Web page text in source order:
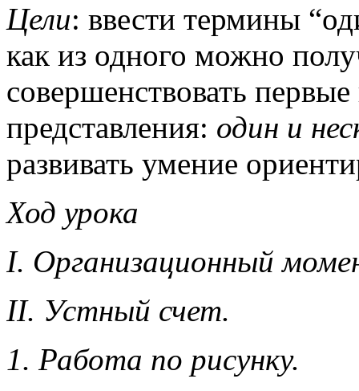
Цели: ввести термины
как из одного можно
совершенствовать
представления: один и
развивать умение
Ход урока
I. Организационный
II. Устный счет.
1. Работа по рисунку.